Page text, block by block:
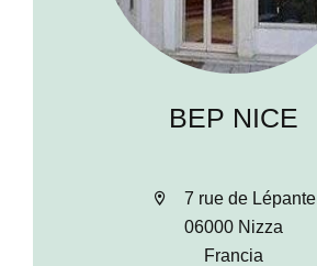
BEP NICE
7 rue de Lépante
06000 Nizza
Francia